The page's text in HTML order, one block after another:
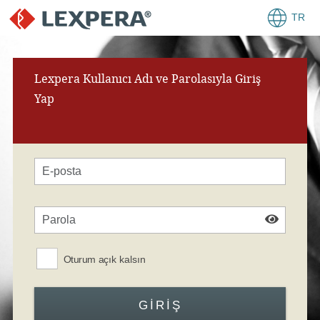
TR
Lexpera Kullanıcı Adı ve Parolasıyla Giriş
Yap
Oturum açık kalsın
GIRIŞ